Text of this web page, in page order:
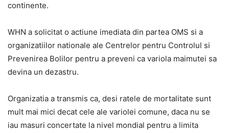
continente.
WHN a solicitat o actiune imediata din partea OMS si a
organizatiilor nationale ale Centrelor pentru Controlul si
Prevenirea Bolilor pentru a preveni ca variola maimutei sa
devina un dezastru.
Organizatia a transmis ca, desi ratele de mortalitate sunt
mult mai mici decat cele ale variolei comune, daca nu se
iau masuri concertate la nivel mondial pentru a limita